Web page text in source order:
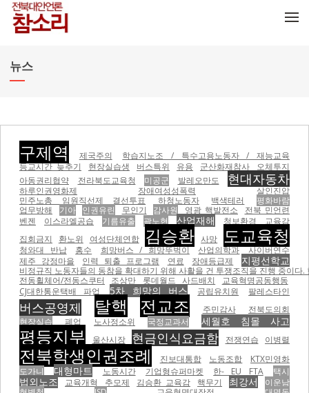
뉴스
구제역 제국주의
학습지노조 / 특수고용노동자 / 재능교육
등교시간 늦추기
현장실습생 버스특위 유용 군산화재참사
오체투지
아동권리협약
전라북도교육청 미공군 발레오만도 현대자동차
하루인권영화제 장애여성성폭력
살인진압
민주노총 임원직선제 결선투표
하청노동자 백색테러
평화바람
업무방해
기아 인권유린 무인기 감사원 영광 핵발전소
전북 민언련
벤젠
이스라엘공습 기름유출 곽노현 산업재해 청보환경
교육감
집회금지
환노위 여성단체연합 김승환 사망 도교육청
청와대 반납 홍수 희망버스 / 희망뚜벅이 산업의학과
사이버연수
제주 강정마을
인력 퇴출 프로그램 연료 장애등급제 지평선학교
비정규직 노동자들의 동참을 확대하기 위해 사활을 건 투쟁조직을 진행 중이다.
전동휠체어/전동스쿠터
조상만 롯데월드 사드배치
교육혁명공동행동
CJ대한통운택배 파업
5차 희망의 버스 공립유치원 팔레스타인
버스공영제 탈핵 전교조 주민감사
전북도의회
현장실습
폐업 노사정소위 국정교과서 세월호 침몰 사고
평등지부 울산시장 현금인식요금함 전쟁연습 이병렬
전북학생인권조례 진보대통합 노동조합
KTX민영화
도가니
대형마트 노동시간 기업형슈퍼마켓 한- EU FTA 택시
법외노조 교육개혁 추모제 김승환 교육감 핵무기 최강서
이운남